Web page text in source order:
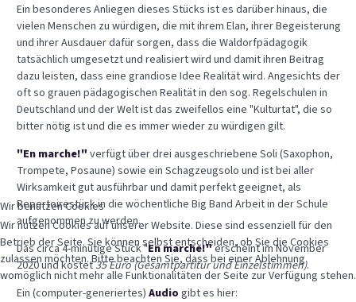
Ein besonderes Anliegen dieses Stücks ist es darüber hinaus, die
vielen Menschen zu würdigen, die mit ihrem Elan, ihrer Begeisterung
und ihrer Ausdauer dafür sorgen, dass die Waldorfpädagogik
tatsächlich umgesetzt und realisiert wird und damit ihren Beitrag
dazu leisten, dass eine grandiose Idee Realität wird. Angesichts der
oft so grauen pädagogischen Realität in den sog. Regelschulen in
Deutschland und der Welt ist das zweifellos eine "Kulturtat", die so
bitter nötig ist und die es immer wieder zu würdigen gilt.
"En marche!" verfügt über drei ausgeschriebene Soli (Saxophon,
Trompete, Posaune) sowie ein Schagzeugsolo und ist bei aller
Wirksamkeit gut ausführbar und damit perfekt geeignet, als
Repertoirestück in die wöchentliche Big Band Arbeit in der Schule
aufgenommen zu werden.
Das circa 4-minütige Stück "En marche!"erscheint im November
2020 und kostet35 Euro(Gesamtpartitur und Einzelstimmen).
Ein (computer-generiertes) Audio gibt es hier:
Wir benutzen Cookies
Wir nutzen Cookies auf unserer Website. Diese sind essenziell für den
Betrieb der Seite. Sie können selbst entscheiden, ob Sie die Cookies
zulassen möchten. Bitte beachten Sie, dass bei einer Ablehnung
womöglich nicht mehr alle Funktionalitäten der Seite zur Verfügung stehen.